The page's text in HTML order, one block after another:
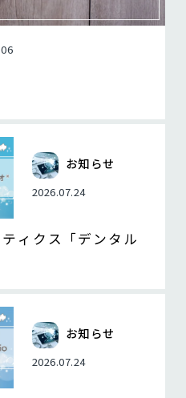
お知らせ
2026.07.24
ィクス「デンタル
お知らせ
2026.07.24